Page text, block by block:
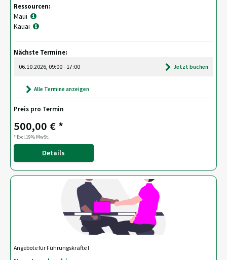
Ressourcen:
Maui
Kauai
Nächste Termine:
06.10.2026, 09:00 - 17:00
Jetzt buchen
Alle Termine anzeigen
Preis pro Termin
500,00 € *
* Excl.19% MwSt.
Details
Angebote für Führungskräfte I